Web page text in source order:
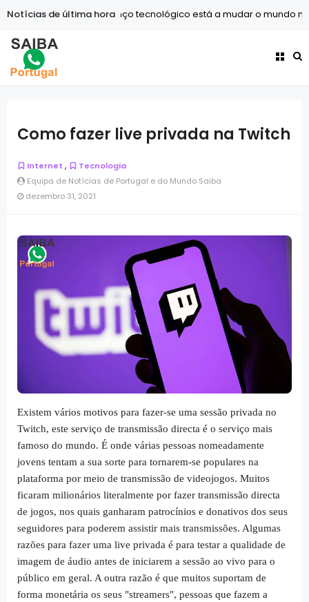
Tecnologia O avanço tecnológico está a mudar o mundo
Notícias de última hora
Como fazer live privada na Twitch
Internet ,
Tecnologia
Equipa de Notícias de Portugal e do Mundo Saiba
dezembro 31, 2021
Existem vários motivos para fazer-se uma sessão privada no
Twitch, este serviço de transmissão directa é o serviço mais
famoso do mundo. É onde várias pessoas nomeadamente
jovens tentam a sua sorte para tornarem-se populares na
plataforma por meio de transmissão de videojogos. Muitos
ficaram milionários literalmente por fazer transmissão directa
de jogos, nos quais ganharam patrocínios e donativos dos seus
seguidores para poderem assistir mais transmissões. Algumas
razões para fazer uma live privada é para testar a qualidade de
imagem de áudio antes de iniciarem a sessão ao vivo para o
público em geral. A outra razão é que muitos suportam de
forma monetária os seus "streamers", pessoas que fazem a